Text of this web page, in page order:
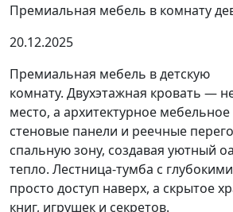
Премиальная мебель в комнату
20.12.2025
Премиальная мебель в детскую
комнату. Двухэтажная кровать —
место, а архитектурное
стеновые панели и реечные
спальную зону, создавая уютный
тепло. Лестница-тумба с
просто доступ наверх, а скрытое
книг, игрушек и секретов.